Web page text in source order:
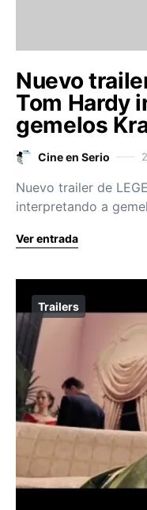
Nuevo
Tom Hardy
gemelos
Cine en Serio
Nuevo trailer de
interpretando a
Ver entrada
Trailers